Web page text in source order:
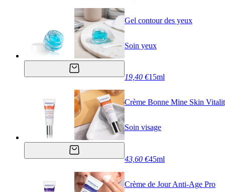
Gel contour des yeux
Soin yeux
19,40 €15ml
Crème Bonne Mine Skin
Soin visage
43,60 €45ml
Crème de Jour Anti-Age Pro